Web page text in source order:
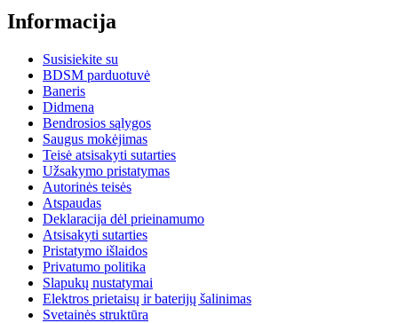
Informacija
Susisiekite su
BDSM parduotuvė
Baneris
Didmena
Bendrosios sąlygos
Saugus mokėjimas
Teisė atsisakyti sutarties
Užsakymo pristatymas
Autorinės teisės
Atspaudas
Deklaracija dėl prieinamumo
Atsisakyti sutarties
Pristatymo išlaidos
Privatumo politika
Slapukų nustatymai
Elektros prietaisų ir baterijų šalinimas
Svetainės struktūra